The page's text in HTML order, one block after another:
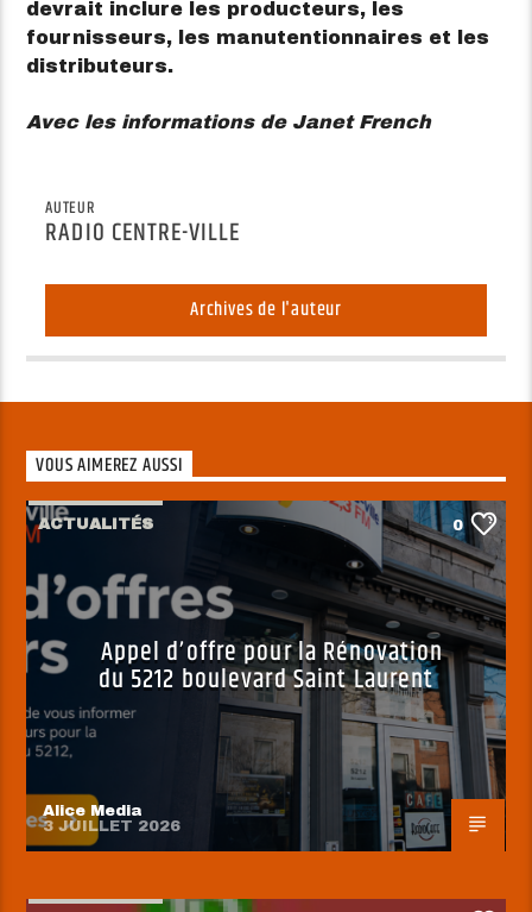
devrait inclure les producteurs, les
fournisseurs, les manutentionnaires et les
distributeurs.
Avec les informations de Janet French
AUTEUR
RADIO CENTRE-VILLE
Archives de l'auteur
VOUS AIMEREZ AUSSI
ACTUALITÉS 0
Appel d’offre pour la Rénovation
du 5212 boulevard Saint Laurent
Alice Media
3 JUILLET 2026